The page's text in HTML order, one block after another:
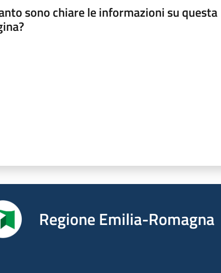
sono chiare le informazioni su questa
Regione Emilia-Romagna